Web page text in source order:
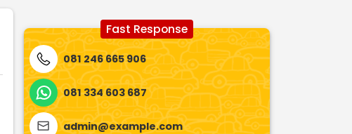
Fast Response
081 246 665 906
081 334 603 687
admin@example.com